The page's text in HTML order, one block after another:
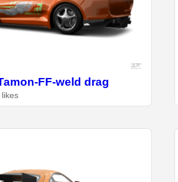
FF-weld drag
likes